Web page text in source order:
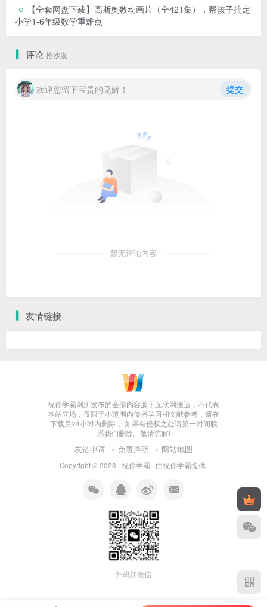
【全套网盘下载】高斯奥数动画片（全421集），帮孩子搞定
小学1-6年级数学重难点
评论 抢沙发
欢迎您留下宝贵的见解！ 提交
暂无评论内容
友情链接
祝你学霸网所发布的全部内容源于互联网搬运，不代表
本站立场，仅限于小范围内传播学习和文献参考，请在
下载后24小时内删除， 如果有侵权之处请第一时间联
系我们删除。敬请谅解!
友链申请 免责声明 网站地图
Copyright © 2023 · 祝你学霸 · 由祝你学霸提供.
扫码加微信